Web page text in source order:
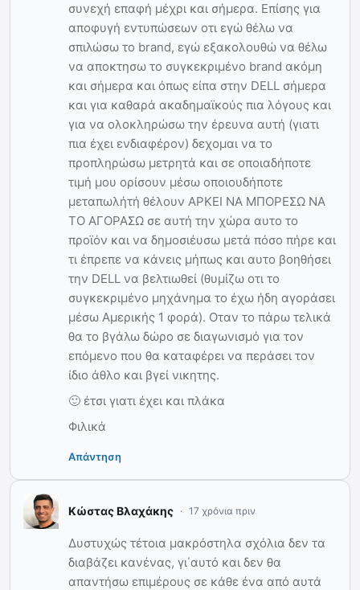
συνεχή επαφή μέχρι και σήμερα. Επίσης για
αποφυγή εντυπώσεων οτι εγώ θέλω να
σπιλώσω το brand, εγώ εξακολουθώ να θέλω
να αποκτησω το συγκεκριμένο brand ακόμη
και σήμερα και όπως είπα στην DELL σήμερα
και για καθαρά ακαδημαϊκούς πια λόγους και
για να ολοκληρώσω την έρευνα αυτή (γιατι
πια έχει ενδιαφέρον) δεχομαι να το
προπληρώσω μετρητά και σε οποιαδήποτε
τιμή μου ορίσουν μέσω οποιουδήποτε
μεταπωλήτή θέλουν ΑΡΚΕΙ ΝΑ ΜΠΟΡΕΣΩ ΝΑ
ΤΟ ΑΓΟΡΑΣΩ σε αυτή την χώρα αυτο το
προϊόν και να δημοσιέυσω μετά πόσο πήρε και
τι έπρεπε να κάνεις μήπως και αυτο βοηθήσει
την DELL να βελτιωθεί (θυμίζω οτι το
συγκεκριμένο μηχάνημα το έχω ήδη αγοράσει
μέσω Αμερικής 1 φορά). Οταν το πάρω τελικά
θα το βγάλω δώρο σε διαγωνισμό για τον
επόμενο που θα καταφέρει να περάσει τον
ίδιο άθλο και βγεί νικητης.
🙂 έτσι γιατι έχει και πλάκα
Φιλικά
Απάντηση
Κώστας Βλαχάκης 17 χρόνια πριν
Δυστυχώς τέτοια μακρόστηλα σχόλια δεν τα
διαβάζει κανένας, γι΄αυτό και δεν θα
απαντήσω επιμέρους σε κάθε ένα από αυτά